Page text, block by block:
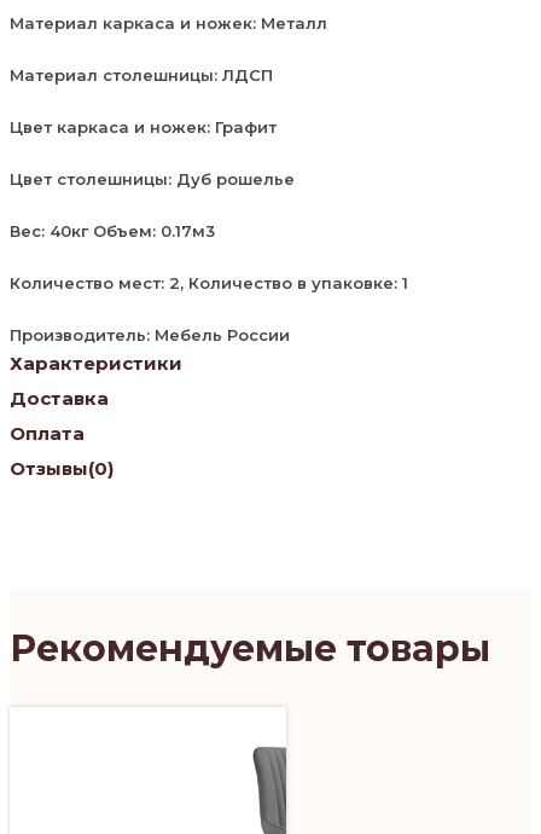
Материал каркаса и ножек: Металл
Материал столешницы: ЛДСП
Цвет каркаса и ножек: Графит
Цвет столешницы: Дуб рошелье
Вес: 40кг Объем: 0.17м3
Количество мест: 2, Количество в упаковке: 1
Производитель: Мебель России
Характеристики
Доставка
Оплата
Отзывы(0)
Рекомендуемые товары